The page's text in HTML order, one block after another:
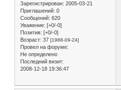
Зарегистрирован: 2005-03-21
Приглашений: 0
Сообщений: 620
Уважение: [+0/-0]
Позитив: [+0/-0]
Возраст: 37 [1988-09-24]
Провел на форуме:
Не определено
Последний визит:
2008-12-18 19:36:47